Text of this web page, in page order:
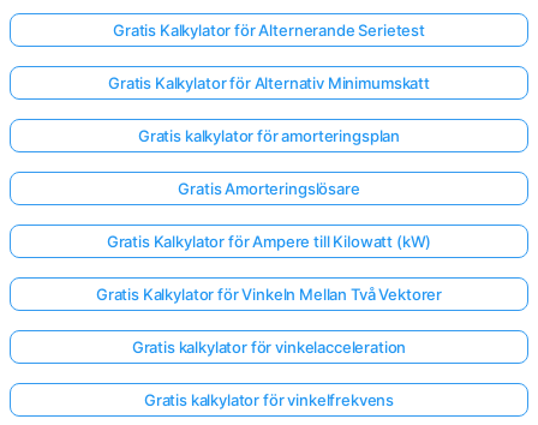
Gratis Kalkylator för Alternerande Serietest
Gratis Kalkylator för Alternativ Minimumskatt
Gratis kalkylator för amorteringsplan
Gratis Amorteringslösare
Gratis Kalkylator för Ampere till Kilowatt (kW)
Gratis Kalkylator för Vinkeln Mellan Två Vektorer
Gratis kalkylator för vinkelacceleration
Gratis kalkylator för vinkelfrekvens